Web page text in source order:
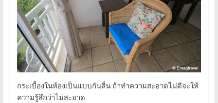
กระเบื้องในห้องเป็นแบบกันลื่น ถ้าทำความสะอาดไม่ดีจะให้
ความรู้สึกว่าไม่สะอาด